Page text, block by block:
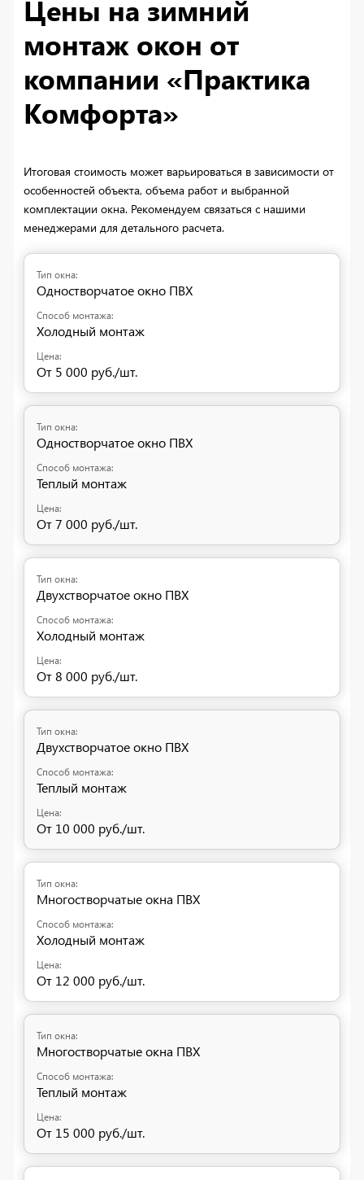
Цены на зимний
монтаж окон от
компании «Практика
Комфорта»
Итоговая стоимость может варьироваться в зависимости от
особенностей объекта, объема работ и выбранной
комплектации окна. Рекомендуем связаться с нашими
менеджерами для детального расчета.
Одностворчатое окно ПВХ
Холодный монтаж
От 5 000 руб./шт.
Одностворчатое окно ПВХ
Теплый монтаж
От 7 000 руб./шт.
Двухстворчатое окно ПВХ
Холодный монтаж
От 8 000 руб./шт.
Двухстворчатое окно ПВХ
Теплый монтаж
От 10 000 руб./шт.
Многостворчатые окна ПВХ
Холодный монтаж
От 12 000 руб./шт.
Многостворчатые окна ПВХ
Теплый монтаж
От 15 000 руб./шт.